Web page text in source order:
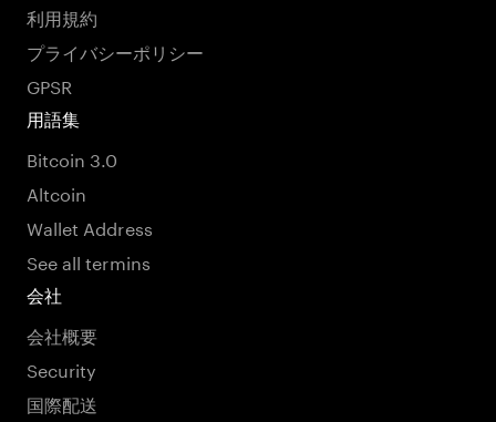
利用規約
プライバシーポリシー
GPSR
用語集
Bitcoin 3.0
Altcoin
Wallet Address
See all termins
会社
会社概要
Security
国際配送